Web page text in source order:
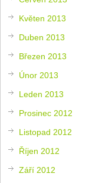
Květen 2013
Duben 2013
Březen 2013
Únor 2013
Leden 2013
Prosinec 2012
Listopad 2012
Říjen 2012
Září 2012